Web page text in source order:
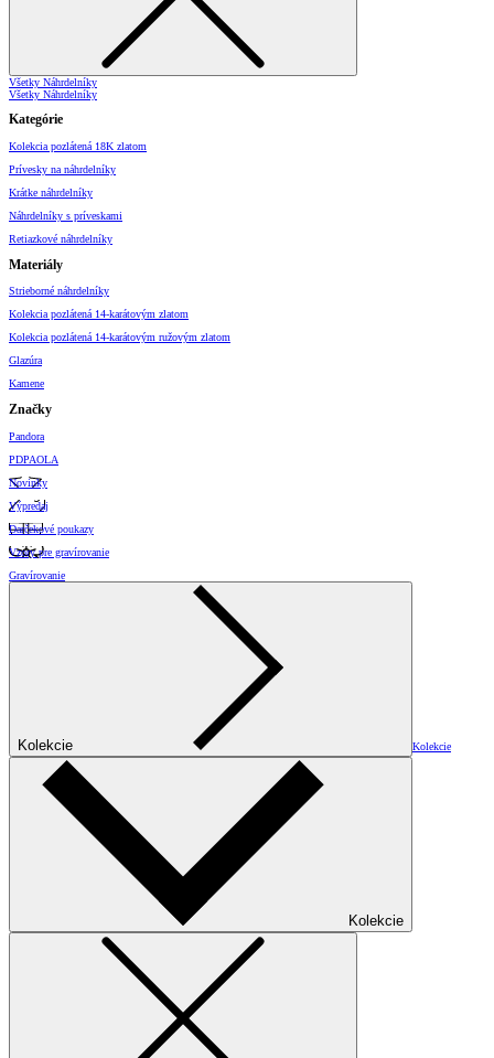
Všetky Náhrdelníky
Všetky Náhrdelníky
Kategórie
Kolekcia pozlátená 18K zlatom
Prívesky na náhrdelníky
Krátke náhrdelníky
Náhrdelníky s príveskami
Retiazkové náhrdelníky
Materiály
Strieborné náhrdelníky
Kolekcia pozlátená 14-karátovým zlatom
Kolekcia pozlátená 14-karátovým ružovým zlatom
Glazúra
Kamene
Značky
Pandora
PDPAOLA
Novinky
Výpredaj
Darčekové poukazy
Vzory pre gravírovanie
Gravírovanie
Kolekcie Kolekcie
Kolekcie